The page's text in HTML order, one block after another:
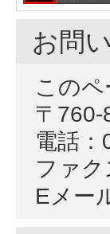
お問
このペ
〒
電話：
ファ
Eメー